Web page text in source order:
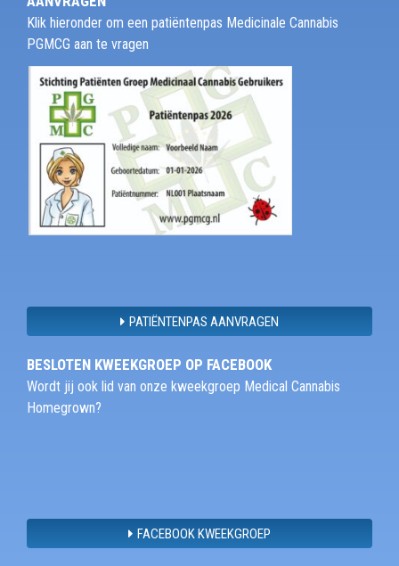
Klik hieronder om een patiëntenpas Medicinale Cannabis
PGMCG aan te vragen
PATIËNTENPAS AANVRAGEN
BESLOTEN KWEEKGROEP OP FACEBOOK
Wordt jij ook lid van onze kweekgroep Medical Cannabis
Homegrown?
FACEBOOK KWEEKGROEP